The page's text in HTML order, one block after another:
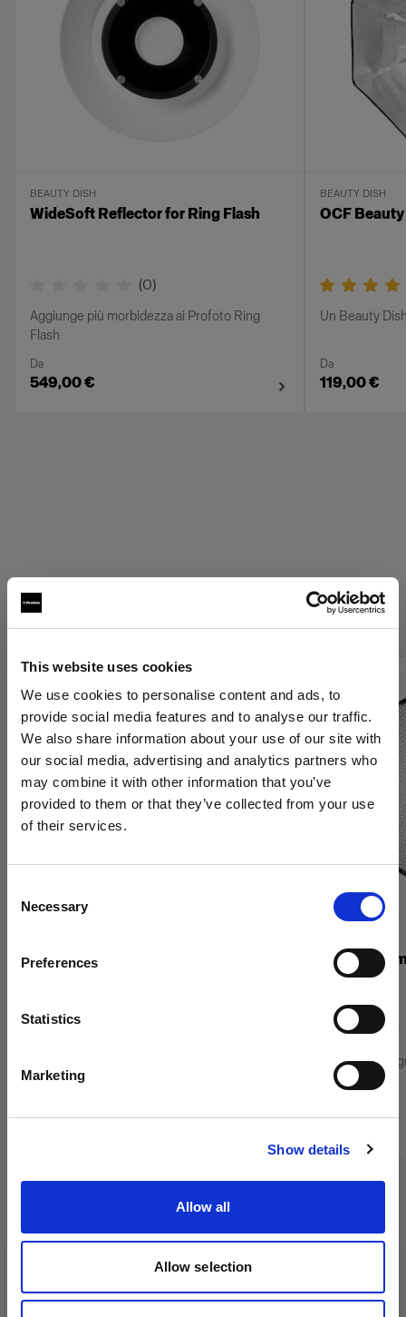
This website uses cookies
We use cookies to personalise content and ads, to
provide social media features and to analyse our traffic.
We also share information about your use of our site with
our social media, advertising and analytics partners who
may combine it with other information that you’ve
provided to them or that they’ve collected from your use
of their services.
Selection
Necessary
Preferences
Statistics
Marketing
Show details
Allow all
Allow selection
Aggiornare la tua location?
Visita sito
BEAUTY DISH
WideSoft Reflector for Ring Flash
(0)
Aggiunge più morbidezza ai Profoto Ring
Flash
Da
549,00 €
BEAUTY DISH
OCF
Un Beauty
Da
119,00 €
Griglie Profoto
Grid 280 mm Grid 337
Griglia per
Reflector